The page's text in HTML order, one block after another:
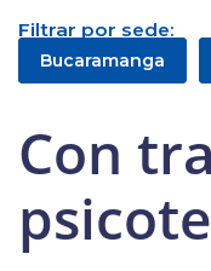
Filtrar por sede:
Bucaramanga
Con